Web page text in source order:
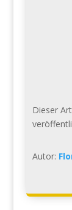
Dieser
Autor: